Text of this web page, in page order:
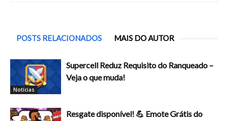
POSTS RELACIONADOS MAIS DO AUTOR
Notícias
Supercell Reduz Requisito do Ranqueado –
Veja o que muda!
Resgate disponível! 💪 Emote Grátis do